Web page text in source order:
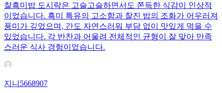
찰흑미밥 도시락은 고슬고슬하면서도 쫀득한 식감이 인상적
이었습니다. 흑미 특유의 고소함과 찰진 밥의 조화가 어우러져
풍미가 깊었으며, 간도 자연스러워 부담 없이 맛있게 먹을 수
있었습니다. 각 반찬과 어울려 전체적인 균형이 잘 맞아 만족
스러운 식사 경험이었습니다.
지니5668907